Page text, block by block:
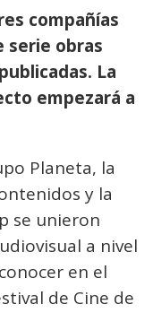
compañías
serie obras
La
empezará a
Planeta, la
y la
se unieron
a nivel
en el
de Cine de